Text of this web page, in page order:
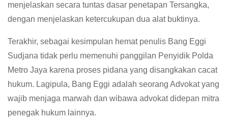
menjelaskan secara tuntas dasar penetapan Tersangka,
dengan menjelaskan ketercukupan dua alat buktinya.
Terakhir, sebagai kesimpulan hemat penulis Bang Eggi
Sudjana tidak perlu memenuhi panggilan Penyidik Polda
Metro Jaya karena proses pidana yang disangkakan cacat
hukum. Lagipula, Bang Eggi adalah seorang Advokat yang
wajib menjaga marwah dan wibawa advokat didepan mitra
penegak hukum lainnya.